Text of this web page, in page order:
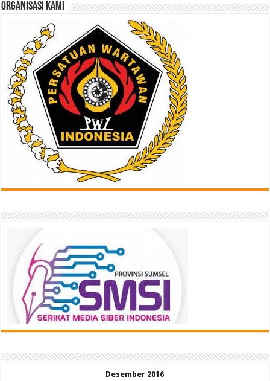
ORGANISASI KAMI
Desember 2016